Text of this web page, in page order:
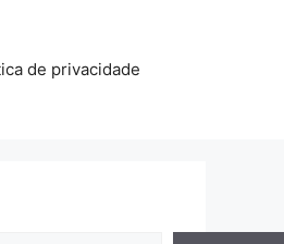
de privacidade